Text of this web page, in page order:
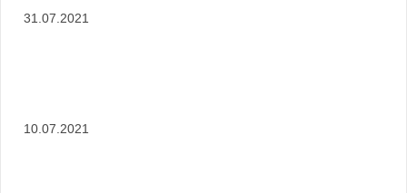
31.07.2021
10.07.2021